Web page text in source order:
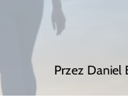
Przez Daniel